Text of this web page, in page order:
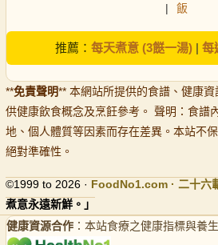
|
飯
推薦： 每天煮意 (3餸一湯)| 每
**免責聲明** 本網站所提供的食譜、健康
供健康飲食概念及烹飪參考。 聲明：食譜
地、個人體質等因素而存在差異。本站不
絕對準確性。
©1999 to 2026 · FoodNo1.com · 二十六
煮意永遠新鮮。」
健康資源合作 ：本站食療之健康指標與養